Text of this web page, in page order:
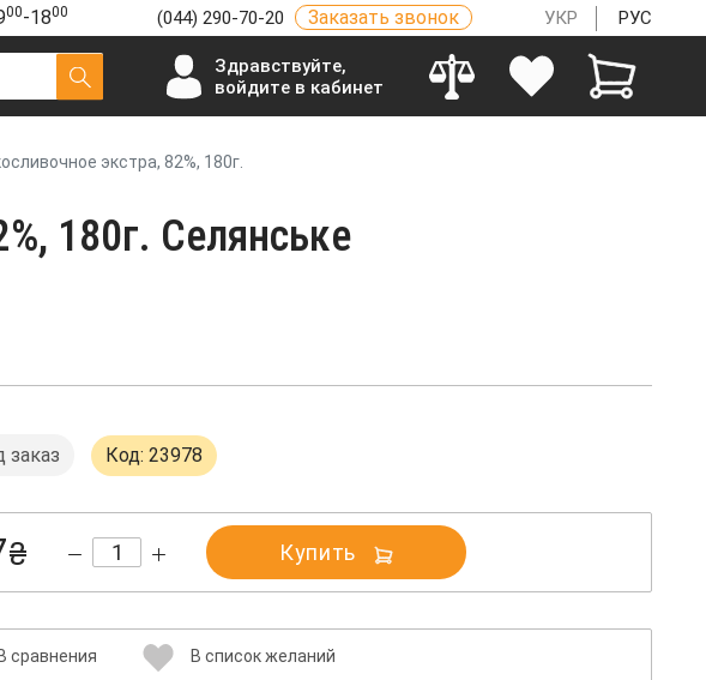
00-1800 (044) 290-70-20 Заказать звонок УКР РУС
Здравствуйте,
войдите в кабинет
экстра, 82%, 180г.
180г. Селянське
заказ Код: 23978
₴ Купить
В сравнения В список желаний